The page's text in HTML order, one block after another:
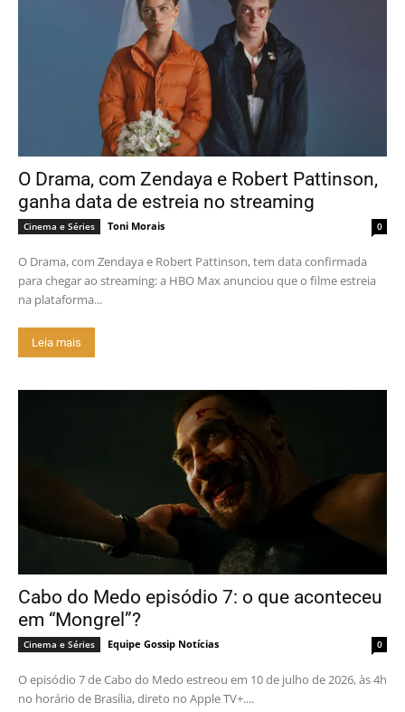
O Drama, com Zendaya e Robert Pattinson,
ganha data de estreia no streaming
Cinema e Séries Toni Morais 0
O Drama, com Zendaya e Robert Pattinson, tem data confirmada
para chegar ao streaming: a HBO Max anunciou que o filme estreia
na plataforma...
Leia mais
Cabo do Medo episódio 7: o que aconteceu
em “Mongrel”?
Cinema e Séries Equipe Gossip Notícias 0
O episódio 7 de Cabo do Medo estreou em 10 de julho de 2026, às 4h
no horário de Brasília, direto no Apple TV+....